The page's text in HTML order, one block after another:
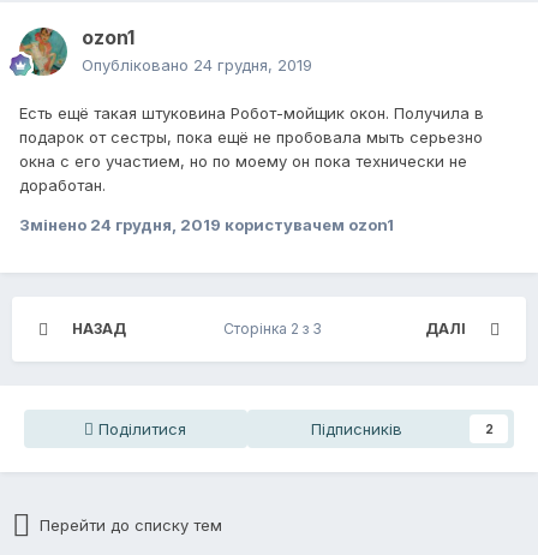
ozon1
Опубліковано 24 грудня, 2019
Есть ещё такая штуковина Робот-мойщик окон. Получила в
подарок от сестры, пока ещё не пробовала мыть серьезно
окна с его участием, но по моему он пока технически не
доработан.
Змінено 24 грудня, 2019 користувачем ozon1
НАЗАД ДАЛІ
Сторінка 2 з 3
Поділитися Підписників 2
Перейти до списку тем